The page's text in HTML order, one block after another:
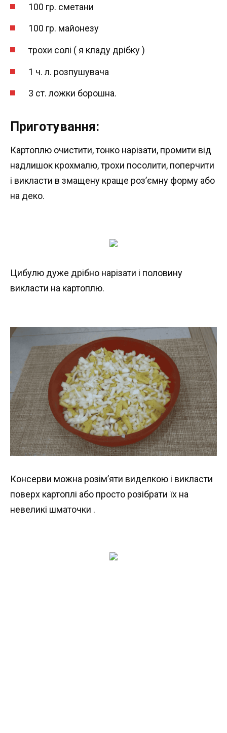
100 гр. сметани
100 гр. майонезу
трохи солі ( я кладу дрібку )
1 ч. л. розпушувача
3 ст. ложки борошна.
Приготування:
Картоплю очистити, тонко нарізати, промити від
надлишок крохмалю, трохи посолити, поперчити
і викласти в змащену краще роз’ємну форму або
на деко.
Цибулю дуже дрібно нарізати і половину
викласти на картоплю.
Консерви можна розім’яти виделкою і викласти
поверх картоплі або просто розібрати їх на
невеликі шматочки .